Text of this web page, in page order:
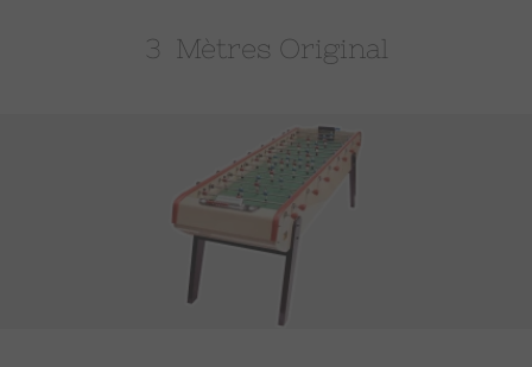
3  Mètres Original